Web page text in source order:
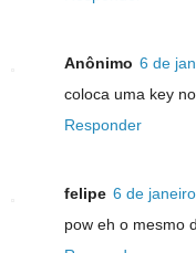
Anônimo 6 de
coloca uma key
Responder
felipe 6 de
pow eh o mesmo